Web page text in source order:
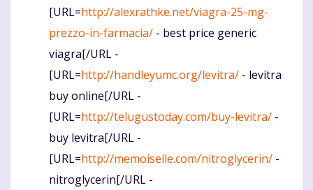
[URL=http://alexrathke.net/viagra-25-mg-
prezzo-in-farmacia/ - best price generic
viagra[/URL -
[URL=http://handleyumc.org/levitra/ - levitra
buy online[/URL -
[URL=http://telugustoday.com/buy-levitra/ -
buy levitra[/URL -
[URL=http://memoiselle.com/nitroglycerin/ -
nitroglycerin[/URL -